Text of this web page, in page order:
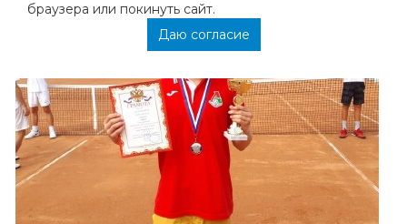
браузера или покинуть сайт.
Даю согласие